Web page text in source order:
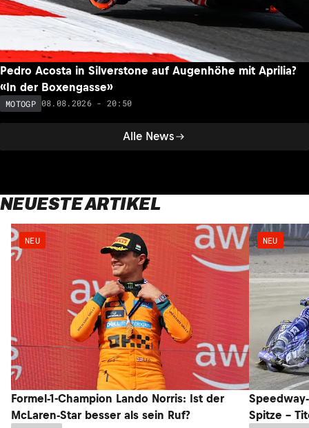
Alle News
Pedro Acosta in Silverstone auf Augenhöhe mit Aprilia?
«In der Boxengasse»
MOTOGP 08.08.2026 - 20:50
NEUESTE ARTIKEL
NEU
Formel-1-Champion Lando Norris: Ist der
McLaren-Star besser als sein Ruf?
NEU
Spitze –